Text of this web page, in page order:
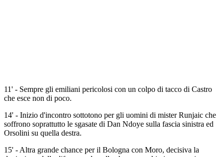
11' - Sempre gli emiliani pericolosi con un colpo di tacco di Castro
che esce non di poco.
14' - Inizio d'incontro sottotono per gli uomini di mister Runjaic che
soffrono soprattutto le sgasate di Dan Ndoye sulla fascia sinistra ed
Orsolini su quella destra.
15' - Altra grande chance per il Bologna con Moro, decisiva la